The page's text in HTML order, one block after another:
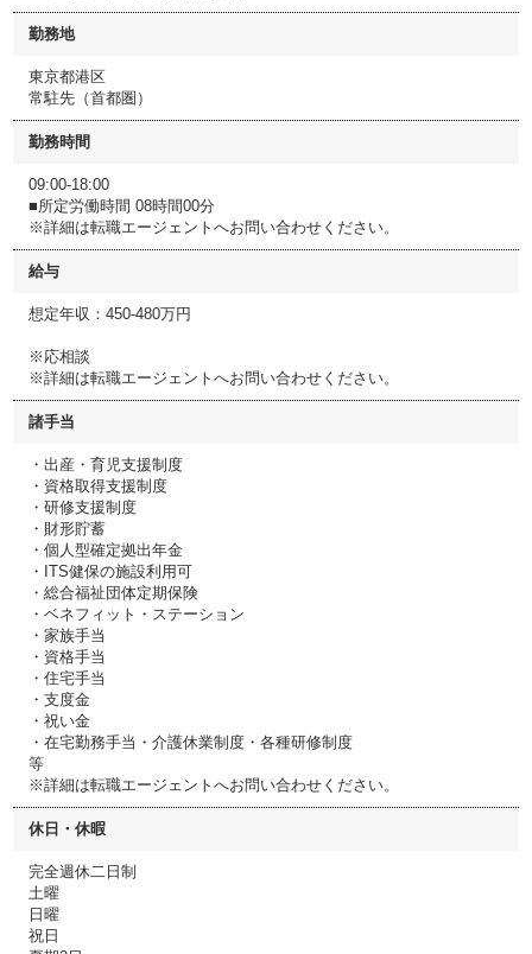
勤務地
東京都港区
常駐先（首都圏）
勤務時間
09:00-18:00
■所定労働時間 08時間00分
※詳細は転職エージェントへお問い合わせください。
給与
想定年収：450-480万円
※応相談
※詳細は転職エージェントへお問い合わせください。
諸手当
・出産・育児支援制度
・資格取得支援制度
・研修支援制度
・財形貯蓄
・個人型確定拠出年金
・ITS健保の施設利用可
・総合福祉団体定期保険
・ベネフィット・ステーション
・家族手当
・資格手当
・住宅手当
・支度金
・祝い金
・在宅勤務手当・介護休業制度・各種研修制度
等
※詳細は転職エージェントへお問い合わせください。
休日・休暇
完全週休二日制
土曜
日曜
祝日